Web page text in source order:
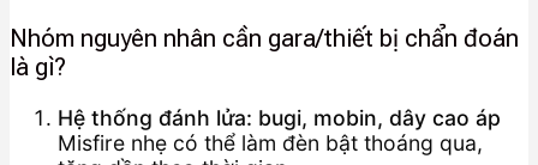
Nhóm nguyên nhân cần gara/thiết bị chẩn đoán
là gì?
Hệ thống đánh lửa: bugi, mobin, dây cao áp
Misfire nhẹ có thể làm đèn bật thoáng qua,